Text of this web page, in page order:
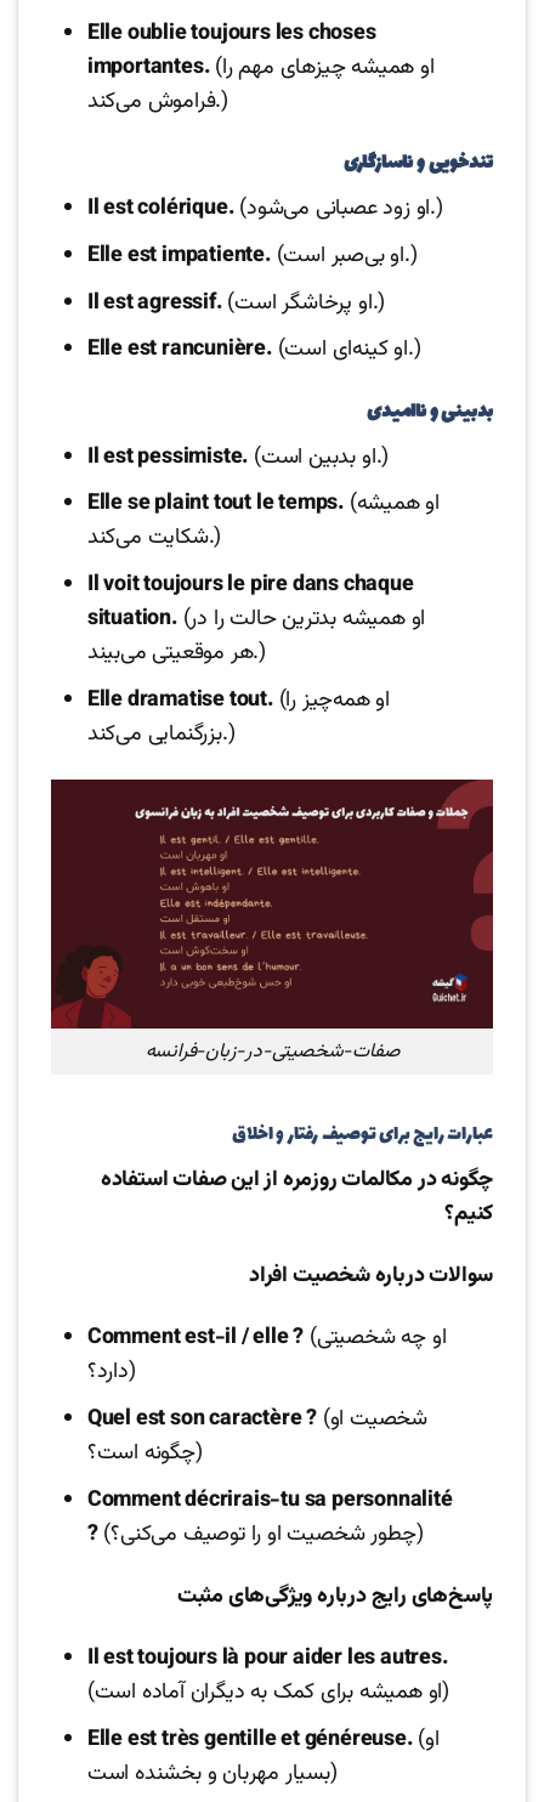
Elle oublie toujours les choses
importantes.(او همیشه چیزهای مهم را
فراموش می‌کند.)
تندخویی و ناسازگاری
Il est colérique.
(او زود عصبانی می‌شود.)
Elle est impatiente.
(او بی‌صبر است.)
Il est agressif.
(او پرخاشگر است.)
Elle est rancunière.
(او کینه‌ای است.)
بدبینی و ناامیدی
Il est pessimiste.
(او بدبین است.)
Elle se plaint tout le temps. (او همیشه
شکایت می‌کند.)
Il voit toujours le pire dans chaque
situation.(او همیشه بدترین حالت را در
هر موقعیتی می‌بیند.)
Elle dramatise tout.(او همه‌چیز را
بزرگنمایی می‌کند.)
صفات-شخصیتی-در-زبان-فرانسه
عبارات رایج برای توصیف رفتار و اخلاق
چگونه در مکالمات روزمره از این صفات استفاده
کنیم؟
سوالات درباره شخصیت افراد
Comment est-il / elle ? (او چه شخصیتی
دارد؟)
Quel est son caractère ? (شخصیت او
چگونه است؟)
Comment décrirais-tu sa personnalité
?
(چطور شخصیت او را توصیف می‌کنی؟)
پاسخ‌های رایج درباره ویژگی‌های مثبت
Il est toujours là pour aider les autres.
(او همیشه برای کمک به دیگران آماده است)
Elle est très gentille et généreuse.(او
بسیار مهربان و بخشنده است)